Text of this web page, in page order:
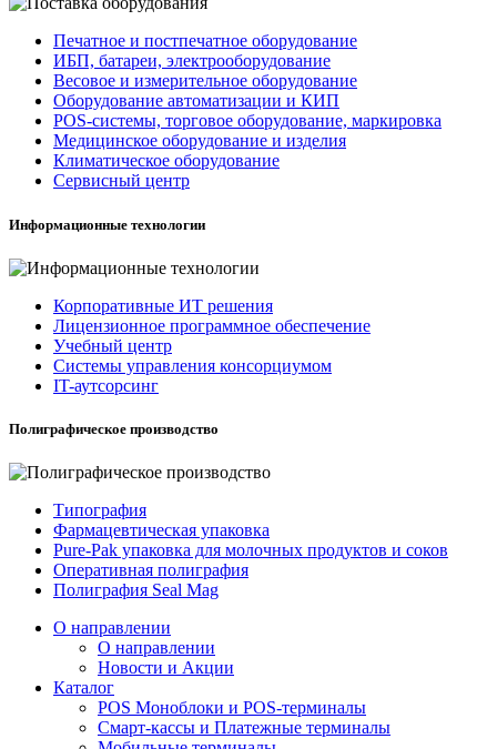
Печатное и постпечатное оборудование
ИБП, батареи, электрооборудование
Весовое и измерительное оборудование
Оборудование автоматизации и КИП
POS-системы, торговое оборудование, маркировка
Медицинское оборудование и изделия
Климатическое оборудование
Сервисный центр
Информационные технологии
Корпоративные ИТ решения
Лицензионное программное обеспечение
Учебный центр
Системы управления консорциумом
IT-аутсорсинг
Полиграфическое производство
Типография
Фармацевтическая упаковка
Pure-Pak упаковка для молочных продуктов и соков
Оперативная полиграфия
Полиграфия Seal Mag
О направлении
О направлении
Новости и Акции
Каталог
POS Моноблоки и POS-терминалы
Смарт-кассы и Платежные терминалы